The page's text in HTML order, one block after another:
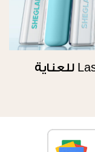
Lashlighter Root-Up Lash Primer للعناية